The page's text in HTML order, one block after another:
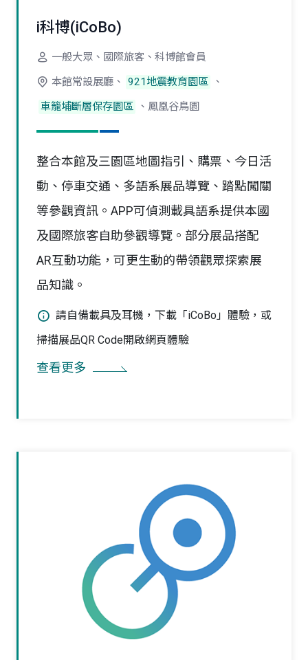
i科博(iCoBo)
一般大眾、國際旅客、科博館會員
本館常設展廳、
921地震教育園區
、
車籠埔斷層保存園區
、鳳凰谷鳥園
整合本館及三園區地圖指引、購票、今日活
動、停車交通、多語系展品導覽、踏點闖關
等參觀資訊。APP可偵測載具語系提供本國
及國際旅客自助參觀導覽。部分展品搭配
AR互動功能，可更生動的帶領觀眾探索展
品知識。
請自備載具及耳機，下載「iCoBo」體驗，或
掃描展品QR Code開啟網頁體驗
查看更多